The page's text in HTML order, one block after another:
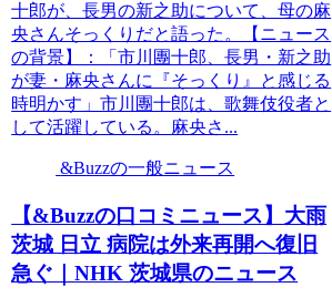
十郎が、長男の新之助について、母の麻
央さんそっくりだと語った。【ニュース
の背景】：「市川團十郎、長男・新之助
が妻・麻央さんに『そっくり』と感じる
時明かす」市川團十郎は、歌舞伎役者と
して活躍している。麻央さ...
&Buzzの一般ニュース
【&Buzzの口コミニュース】大雨
茨城 日立 病院は外来再開へ復旧
急ぐ｜NHK 茨城県のニュース